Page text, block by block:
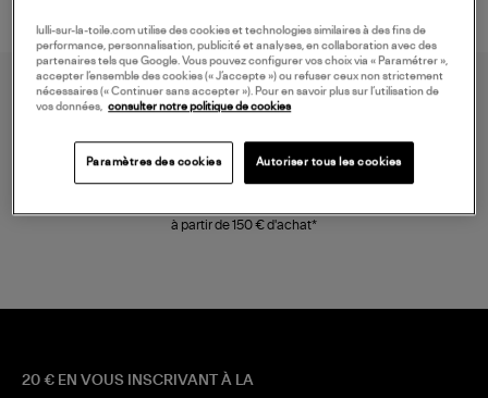
à partir de 150 € d'achat*
20 € EN VOUS INSCRIVANT À LA
lulli-sur-la-toile.com utilise des cookies et technologies similaires à des fins de
performance, personnalisation, publicité et analyses, en collaboration avec des
partenaires tels que Google. Vous pouvez configurer vos choix via « Paramétrer »,
accepter l’ensemble des cookies (« J’accepte ») ou refuser ceux non strictement
nécessaires (« Continuer sans accepter »). Pour en savoir plus sur l’utilisation de
vos données, consulter notre politique de cookies
Paramètres des cookies Autoriser tous les cookies